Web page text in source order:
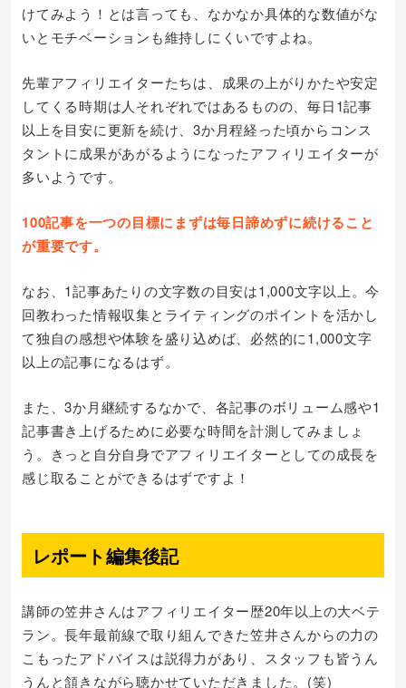
けてみよう！とは言っても、なかなか具体的な数値がな
いとモチベーションも維持しにくいですよね。
先輩アフィリエイターたちは、成果の上がりかたや安定
してくる時期は人それぞれではあるものの、毎日1記事
以上を目安に更新を続け、3か月程経った頃からコンス
タントに成果があがるようになったアフィリエイターが
多いようです。
100記事を一つの目標にまずは毎日諦めずに続けること
が重要です。
なお、1記事あたりの文字数の目安は1,000文字以上。今
回教わった情報収集とライティングのポイントを活かし
て独自の感想や体験を盛り込めば、必然的に1,000文字
以上の記事になるはず。
また、3か月継続するなかで、各記事のボリューム感や1
記事書き上げるために必要な時間を計測してみましょ
う。きっと自分自身でアフィリエイターとしての成長を
感じ取ることができるはずですよ！
レポート編集後記
講師の笠井さんはアフィリエイター歴20年以上の大ベテ
ラン。長年最前線で取り組んできた笠井さんからの力の
こもったアドバイスは説得力があり、スタッフも皆うん
うんと頷きながら聴かせていただきました。(笑)